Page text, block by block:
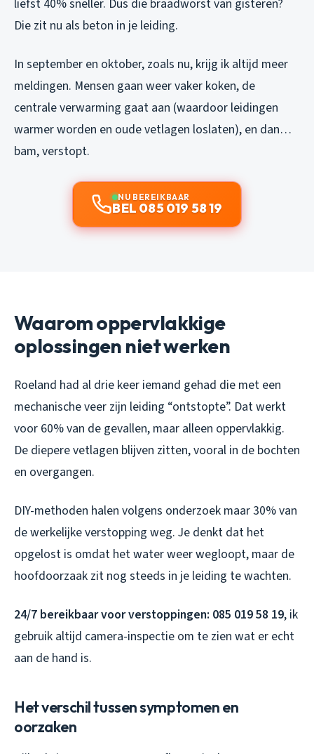
liefst 40% sneller. Dus die braadworst van gisteren?
Die zit nu als beton in je leiding.
In september en oktober, zoals nu, krijg ik altijd meer
meldingen. Mensen gaan weer vaker koken, de
centrale verwarming gaat aan (waardoor leidingen
warmer worden en oude vetlagen loslaten), en dan…
bam, verstopt.
NU BEREIKBAAR
BEL 085 019 58 19
Waarom oppervlakkige
oplossingen niet werken
Roeland had al drie keer iemand gehad die met een
mechanische veer zijn leiding “ontstopte”. Dat werkt
voor 60% van de gevallen, maar alleen oppervlakkig.
De diepere vetlagen blijven zitten, vooral in de bochten
en overgangen.
DIY-methoden halen volgens onderzoek maar 30% van
de werkelijke verstopping weg. Je denkt dat het
opgelost is omdat het water weer wegloopt, maar de
hoofdoorzaak zit nog steeds in je leiding te wachten.
24/7 bereikbaar voor verstoppingen: 085 019 58 19, ik
gebruik altijd camera-inspectie om te zien wat er echt
aan de hand is.
Het verschil tussen symptomen en
oorzaken